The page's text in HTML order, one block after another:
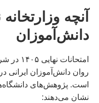
آنچه
دانش‌آموزان
روان دانش‌آموزان ایرانی
است. پژوهش‌های
نشان می‌دهند: